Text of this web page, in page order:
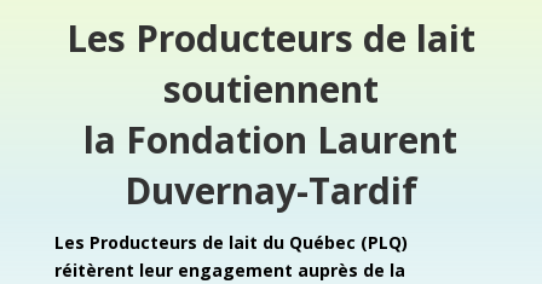
Les Producteurs de lait
soutiennent
la Fondation Laurent
Duvernay-Tardif
Les Producteurs de lait du Québec (PLQ)
réitèrent leur engagement auprès de la